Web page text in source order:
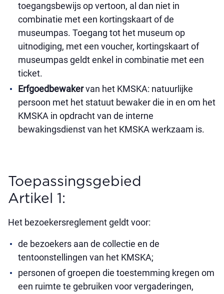
toegangsbewijs op vertoon, al dan niet in
combinatie met een kortingskaart of de
museumpas. Toegang tot het museum op
uitnodiging, met een voucher, kortingskaart of
museumpas geldt enkel in combinatie met een
ticket.
Erfgoedbewakervan het KMSKA: natuurlijke
persoon met het statuut bewaker die in en om het
KMSKA in opdracht van de interne
bewakingsdienst van het KMSKA werkzaam is.
Toepassingsgebied
Artikel 1:
Het bezoekersreglement geldt voor:
de bezoekers aan de collectie en de
tentoonstellingen van het KMSKA;
personen of groepen die toestemming kregen om
een ruimte te gebruiken voor vergaderingen,